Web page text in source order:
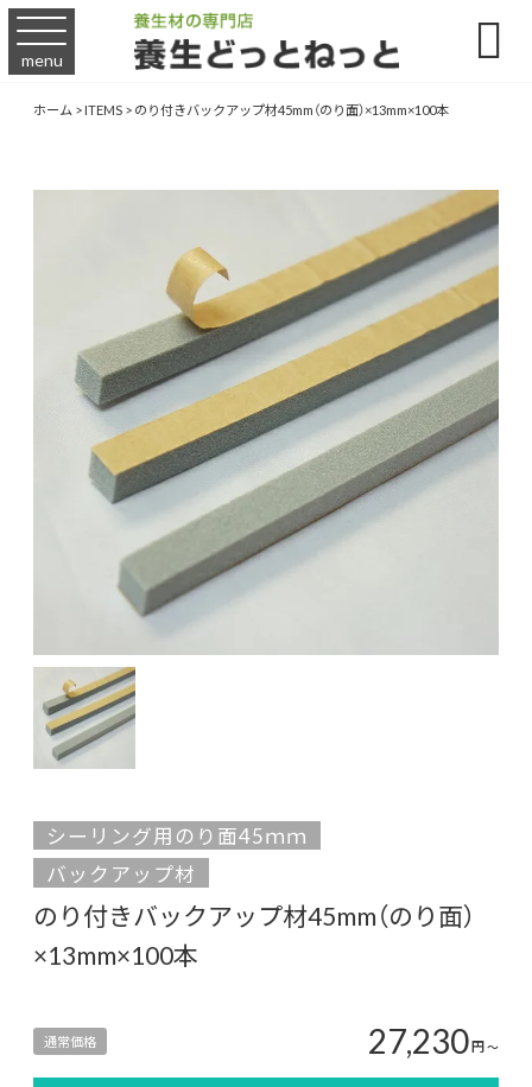
menu 
ホーム>ITEMS>のり付きバックアップ材45mm（のり面）×13mm×100本
シーリング用のり面45ｍｍ
バックアップ材
のり付きバックアップ材45mm（のり面）
×13mm×100本
通常価格 27,230円〜